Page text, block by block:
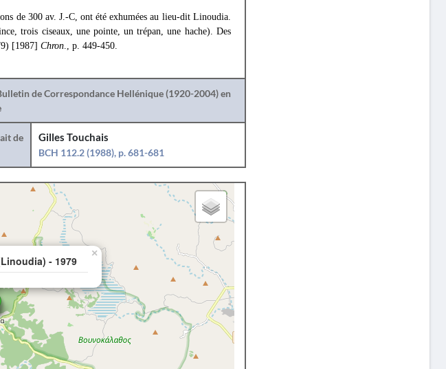
de 300 av. J.-C, ont été exhumées au lieu-dit Linoudia.
trois ciseaux, une pointe, un trépan, une hache). Des
[1987] Chron., p. 449-450.
de Correspondance Hellénique (1920-2004) en
de
Gilles Touchais
BCH 112.2 (1988), p. 681-681
- 1979
×